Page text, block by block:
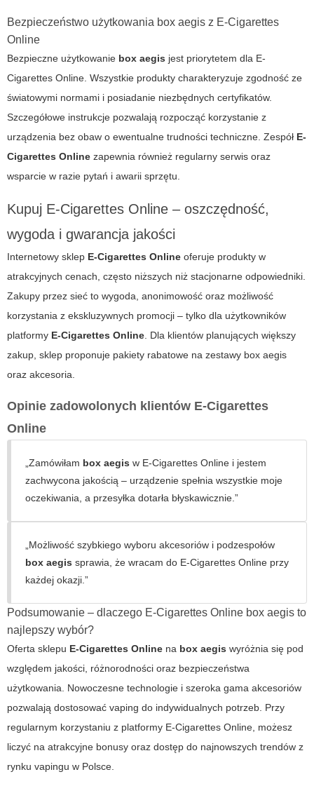
Bezpieczeństwo użytkowania box aegis z E-Cigarettes
Online
Bezpieczne użytkowanie box aegis jest priorytetem dla E-
Cigarettes Online. Wszystkie produkty charakteryzuje zgodność ze
światowymi normami i posiadanie niezbędnych certyfikatów.
Szczegółowe instrukcje pozwalają rozpocząć korzystanie z
urządzenia bez obaw o ewentualne trudności techniczne. Zespół E-
Cigarettes Online zapewnia również regularny serwis oraz
wsparcie w razie pytań i awarii sprzętu.
Kupuj E-Cigarettes Online – oszczędność,
wygoda i gwarancja jakości
Internetowy sklep E-Cigarettes Online oferuje produkty w
atrakcyjnych cenach, często niższych niż stacjonarne odpowiedniki.
Zakupy przez sieć to wygoda, anonimowość oraz możliwość
korzystania z ekskluzywnych promocji – tylko dla użytkowników
platformy E-Cigarettes Online. Dla klientów planujących większy
zakup, sklep proponuje pakiety rabatowe na zestawy box aegis
oraz akcesoria.
Opinie zadowolonych klientów E-Cigarettes
Online
„Zamówiłam box aegis w E-Cigarettes Online i jestem
zachwycona jakością – urządzenie spełnia wszystkie moje
oczekiwania, a przesyłka dotarła błyskawicznie.”
„Możliwość szybkiego wyboru akcesoriów i podzespołów
box aegis sprawia, że wracam do E-Cigarettes Online przy
każdej okazji.”
Podsumowanie – dlaczego E-Cigarettes Online box aegis to
najlepszy wybór?
Oferta sklepu E-Cigarettes Online na box aegis wyróżnia się pod
względem jakości, różnorodności oraz bezpieczeństwa
użytkowania. Nowoczesne technologie i szeroka gama akcesoriów
pozwalają dostosować vaping do indywidualnych potrzeb. Przy
regularnym korzystaniu z platformy E-Cigarettes Online, możesz
liczyć na atrakcyjne bonusy oraz dostęp do najnowszych trendów z
rynku vapingu w Polsce.